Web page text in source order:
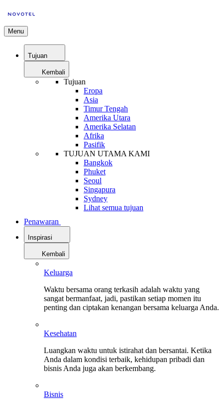
Menu
Tujuan
Kembali
Tujuan
Eropa
Asia
Timur Tengah
Amerika Utara
Amerika Selatan
Afrika
Pasifik
TUJUAN UTAMA KAMI
Bangkok
Phuket
Seoul
Singapura
Sydney
Lihat semua tujuan
Penawaran
Inspirasi
Kembali
Keluarga
Waktu bersama orang terkasih adalah waktu yang
sangat bermanfaat, jadi, pastikan setiap momen itu
penting dan ciptakan kenangan bersama keluarga Anda.
Kesehatan
Luangkan waktu untuk istirahat dan bersantai. Ketika
Anda dalam kondisi terbaik, kehidupan pribadi dan
bisnis Anda juga akan berkembang.
Bisnis